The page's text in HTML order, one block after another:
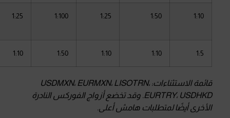
1:10
1:50
1:25
1:100
1:25
1:5
1:10
1:10
1:50
1:10
قائمة الاستثناءات: USDMXN، EURMXN، LISOTRN،
EURTRY، USDHKD. وقد تخضع أزواج الفوركس النادرة
الأخرى أيضًا لمتطلبات هامش أعلى.